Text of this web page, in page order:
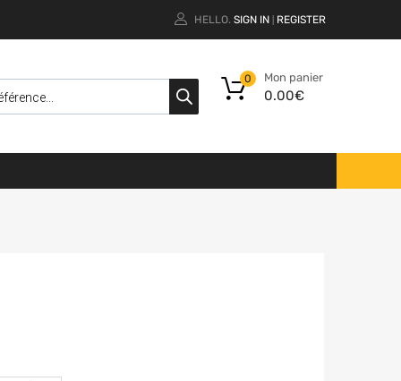
HELLO. SIGN IN REGISTER
Mon panier
0.00€
0